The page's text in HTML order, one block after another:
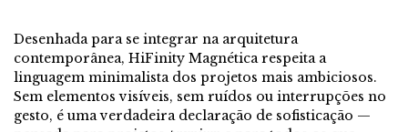
Desenhada para se integrar na arquitetura
contemporânea, HiFinity Magnética respeita a
linguagem minimalista dos projetos mais ambiciosos.
Sem elementos visíveis, sem ruídos ou interrupções no
gesto, é uma verdadeira declaração de sofisticação —